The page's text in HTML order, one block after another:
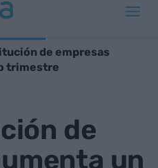
de empresas
trimestre
de
un